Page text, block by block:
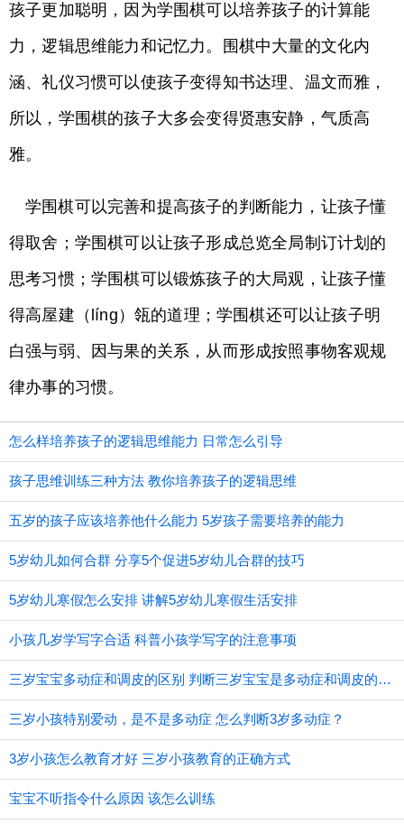
孩子更加聪明，因为学围棋可以培养孩子的计算能
力，逻辑思维能力和记忆力。围棋中大量的文化内
涵、礼仪习惯可以使孩子变得知书达理、温文而雅，
所以，学围棋的孩子大多会变得贤惠安静，气质高
雅。
学围棋可以完善和提高孩子的判断能力，让孩子懂
得取舍；学围棋可以让孩子形成总览全局制订计划的
思考习惯；学围棋可以锻炼孩子的大局观，让孩子懂
得高屋建（líng）瓴的道理；学围棋还可以让孩子明
白强与弱、因与果的关系，从而形成按照事物客观规
律办事的习惯。
怎么样培养孩子的逻辑思维能力 日常怎么引导
孩子思维训练三种方法 教你培养孩子的逻辑思维
五岁的孩子应该培养他什么能力 5岁孩子需要培养的能力
5岁幼儿如何合群 分享5个促进5岁幼儿合群的技巧
5岁幼儿寒假怎么安排 讲解5岁幼儿寒假生活安排
小孩几岁学写字合适 科普小孩学写字的注意事项
三岁宝宝多动症和调皮的区别 判断三岁宝宝是多动症和调皮的方法
三岁小孩特别爱动，是不是多动症 怎么判断3岁多动症？
3岁小孩怎么教育才好 三岁小孩教育的正确方式
宝宝不听指令什么原因 该怎么训练